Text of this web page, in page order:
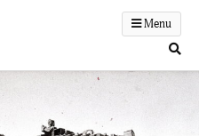
Menu